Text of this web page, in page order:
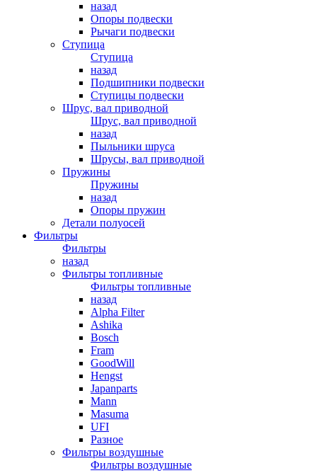
назад
Опоры подвески
Рычаги подвески
Ступица
Ступица
назад
Подшипники подвески
Ступицы подвески
Шрус, вал приводной
Шрус, вал приводной
назад
Пыльники шруса
Шрусы, вал приводной
Пружины
Пружины
назад
Опоры пружин
Детали полуосей
Фильтры
Фильтры
назад
Фильтры топливные
Фильтры топливные
назад
Alpha Filter
Ashika
Bosch
Fram
GoodWill
Hengst
Japanparts
Mann
Masuma
UFI
Разное
Фильтры воздушные
Фильтры воздушные